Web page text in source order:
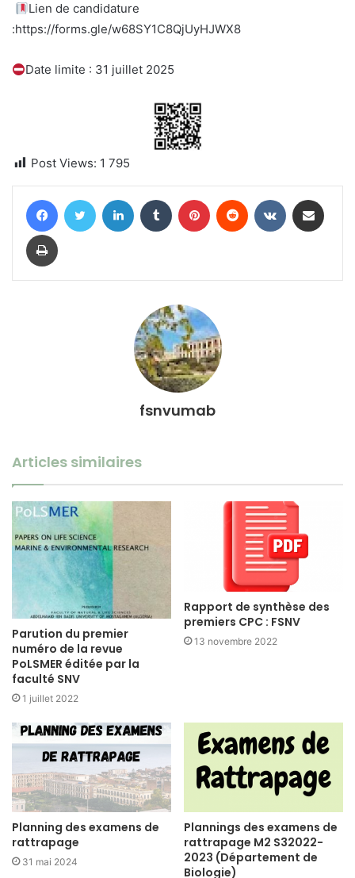
Lien de candidature
:https://forms.gle/w68SY1C8QjUyHJWX8
Date limite : 31 juillet 2025
Post Views: 1 795
FacebookTwitter Linkedin Tumblr Pinterest Reddit VKontakte
Imprimer
fsnvumab
Articles similaires
Parution du premier
numéro de la revue
PoLSMER éditée par la
faculté SNV
1 juillet 2022
Rapport de synthèse des
premiers CPC : FSNV
13 novembre 2022
Planning des examens de
rattrapage
31 mai 2024
Plannings des examens de
rattrapage M2 S32022-
2023 (Département de
Biologie)